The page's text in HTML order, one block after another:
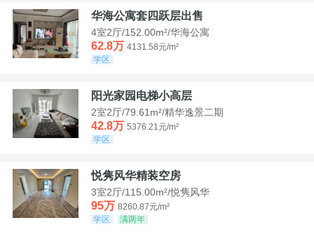
华海公寓套四跃层出售
4室2厅/152.00m²/华海公寓
62.8万 4131.58元/m²
学区
阳光家园电梯小高层
2室2厅/79.61m²/精华逸景二期
42.8万 5376.21元/m²
学区
悦隽风华精装空房
3室2厅/115.00m²/悦隽风华
95万 8260.87元/m²
学区
满两年